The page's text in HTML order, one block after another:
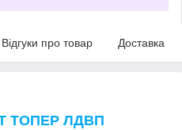
Відгуки про товар Доставка
ТОПЕР ЛДВП